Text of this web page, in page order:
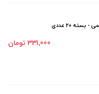
20 عددی
331٬000 تومان